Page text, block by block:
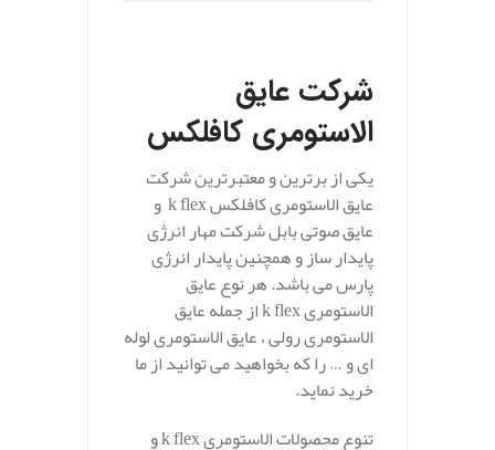
شرکت عایق
الاستومری کافلکس
یکی از برترین و معتبرترین شرکت
عایق الاستومری کافلکس k flex و
عایق صوتی بابل شرکت مهار انرژی
پایدار ساز و همچنین پایدار انرژی
پارس می باشد. هر نوع عایق
الاستومری k flex از جمله عایق
الاستومری رولی ، عایق الاستومری لوله
ای و … را که بخواهید می توانید از ما
خرید نماید.
تنوع محصولات الاستومری k flex و